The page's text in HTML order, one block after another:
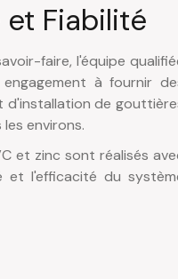
et Fiabilité
faire, l'équipe
à fournir
d'installation de
environs.
et zinc sont réalisés
et l'efficacité du